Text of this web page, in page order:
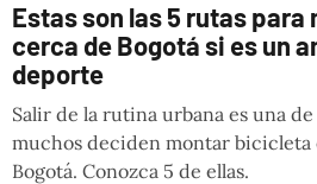
Estas son las 5 rutas
cerca de Bogotá si es un
deporte
Salir de la rutina urbana es una
muchos deciden montar bicicleta
Bogotá. Conozca 5 de ellas.